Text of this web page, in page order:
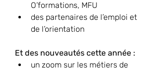
O’formations, MFU
des partenaires de l’emploi et
de l’orientation
Et des nouveautés cette année :
un zoom sur les métiers de